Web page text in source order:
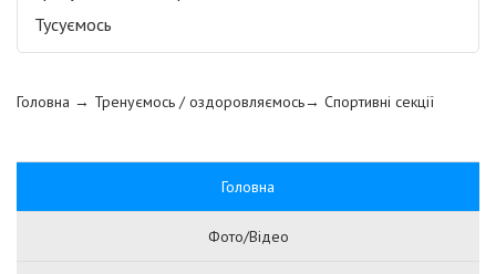
Тусуємось
Головна → Тренуємось / оздоровляємось→ Спортивні секції
Головна
Фото/Відео